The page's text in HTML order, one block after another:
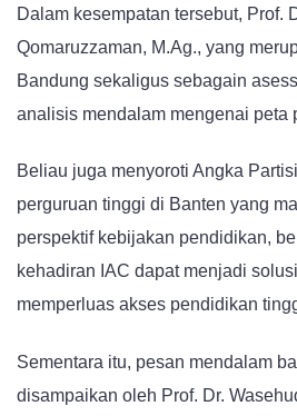
Dalam kesempatan tersebut, Prof.
Qomaruzzaman, M.Ag., yang
Bandung sekaligus sebagain
analisis mendalam mengenai peta
Beliau juga menyoroti Angka
perguruan tinggi di Banten yang
perspektif kebijakan pendidikan,
kehadiran IAC dapat menjadi
memperluas akses pendidikan
Sementara itu, pesan mendalam
disampaikan oleh Prof. Dr.